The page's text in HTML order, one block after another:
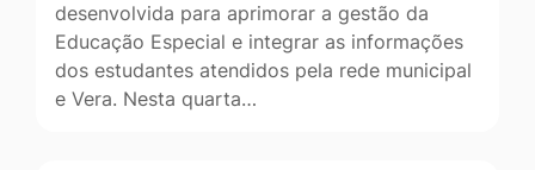
desenvolvida para aprimorar a gestão da
Educação Especial e integrar as informações
dos estudantes atendidos pela rede municipal
e Vera. Nesta quarta…